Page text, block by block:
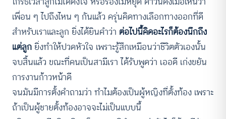
เพื่อน ๆ ไปถึงไหน ๆ กันแล้ว ครุ่นคิดทางเลือกทางออกที่ดี
สำหรับเราและลูก ยิ่งได้ยินคำว่า ต่อไปนี้คิดอะไรก็ต้องนึกถึง
แต่ลูกยิ่งทำให้ปวดหัวใจ เพราะรู้สึกเหมือนว่าชีวิตตัวเองนั้น
จบสิ้นแล้ว ขณะที่คนเป็นสามีเรา ได้รับพูดว่า เออดี เก่งขยัน
การงานก้าวหน้าดี
จนมันมีการตั้งคำถามว่า ทำไมต้องเป็นผู้หญิงที่ตั้งท้อง เพราะ
ถ้าเป็นผู้ชายตั้งท้องอาจจะไม่เป็นแบบนี้